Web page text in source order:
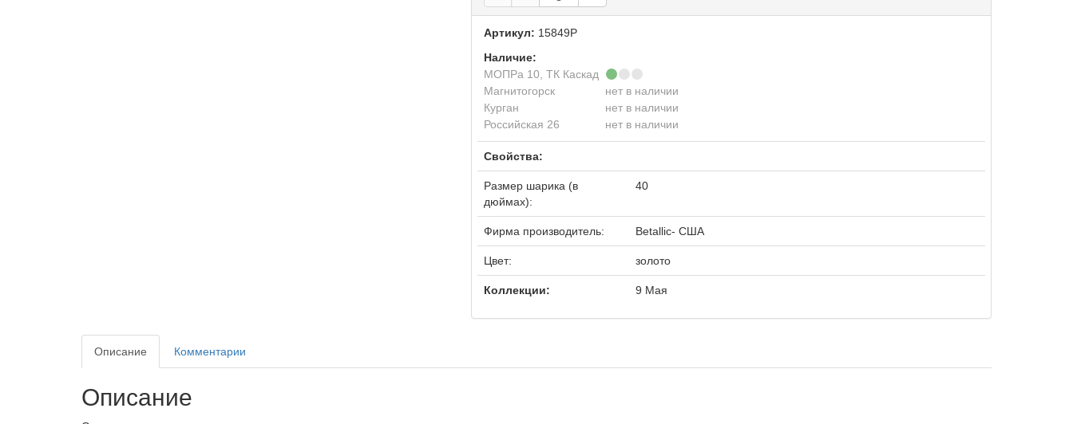
Артикул: 15849Р
Наличие:
МОПРа 10, ТК Каскад
Магнитогорск
нет в наличии
Курган
нет в наличии
Российская 26
нет в наличии
Свойства:
Размер шарика (в
дюймах):
40
Фирма производитель: Betalliс- США
Цвет: золото
Коллекции: 9 Мая
Описание Комментарии
Описание